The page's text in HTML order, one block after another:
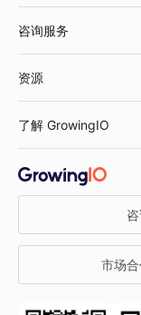
鞋服行业
汽车行业
金融行业
智能运营
获客分析
咨询服务
资源
增长公开课
增长博客
了解 GrowingIO
关于 GrowingIO
增长大会
市场合